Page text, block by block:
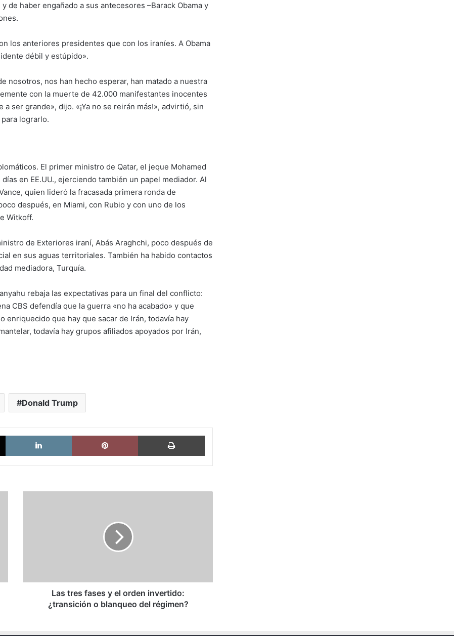
de haber engañado a sus antecesores –Barack Obama y
los anteriores presidentes que con los iraníes. A Obama
débil y estúpido».
nosotros, nos han hecho esperar, han matado a nuestra
con la muerte de 42.000 manifestantes inocentes
ser grande», dijo. «¡Ya no se reirán más!», advirtió, sin
lograrlo.
El primer ministro de Qatar, el jeque Mohamed
en EE.UU., ejerciendo también un papel mediador. Al
quien lideró la fracasada primera ronda de
después, en Miami, con Rubio y con uno de los
Witkoff.
de Exteriores iraní, Abás Araghchi, poco después de
en sus aguas territoriales. También ha habido contactos
mediadora, Turquía.
rebaja las expectativas para un final del conflicto:
CBS defendía que la guerra «no ha acabado» y que
enriquecido que hay que sacar de Irán, todavía hay
todavía hay grupos afiliados apoyados por Irán,
Donald Trump
X LinkedIn Pinterest Imprimir
o
Las tres fases y el orden invertido:
¿transición o blanqueo del régimen?